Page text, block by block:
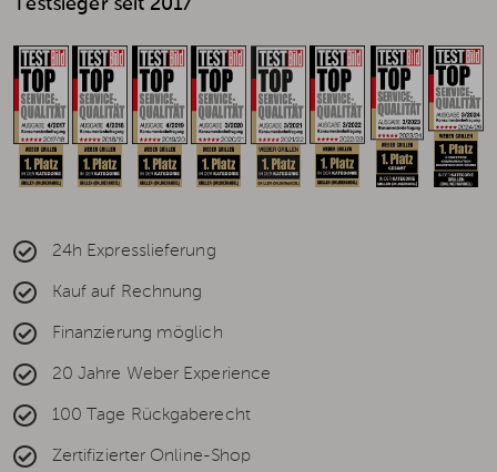
Testsieger seit 2017
24h Expresslieferung
Kauf auf Rechnung
Finanzierung möglich
20 Jahre Weber Experience
100 Tage Rückgaberecht
Zertifizierter Online-Shop